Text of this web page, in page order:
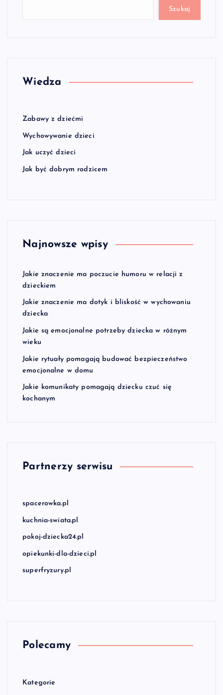
Szukaj
Wiedza
Zabawy z dziećmi
Wychowywanie dzieci
Jak uczyć dzieci
Jak być dobrym rodzicem
Najnowsze wpisy
Jakie znaczenie ma poczucie humoru w relacji z
dzieckiem
Jakie znaczenie ma dotyk i bliskość w wychowaniu
dziecka
Jakie są emocjonalne potrzeby dziecka w różnym
wieku
Jakie rytuały pomagają budować bezpieczeństwo
emocjonalne w domu
Jakie komunikaty pomagają dziecku czuć się
kochanym
Partnerzy serwisu
spacerowka.pl
kuchnia-swiata.pl
pokoj-dziecka24.pl
opiekunki-dla-dzieci.pl
superfryzury.pl
Polecamy
Kategorie